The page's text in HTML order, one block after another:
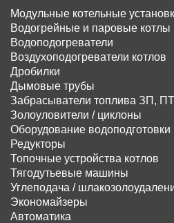
Модульные котельные
Водогрейные и паровые котлы
Водоподогреватели
Воздухоподогреватели котлов
Дробилки
Дымовые трубы
Забрасыватели топлива ЗП,
Золоуловители / циклоны
Оборудование водоподготовки
Редукторы
Топочные устройства котлов
Тягодутьевые машины
Углеподача /
Экономайзеры
Автоматика